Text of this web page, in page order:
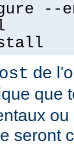
--
de
que
seront